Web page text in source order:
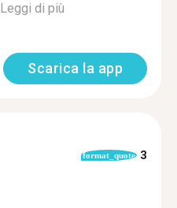
Leggi di più
Scarica la app
format_quote 3